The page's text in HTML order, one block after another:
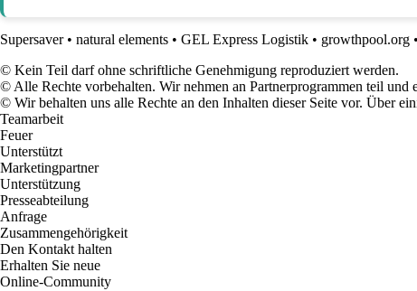
Supersaver• natural elements • GEL Express Logistik • growthpool.org •
© Kein Teil darf ohne schriftliche Genehmigung reproduziert werden.
© Alle Rechte vorbehalten. Wir nehmen an Partnerprogrammen teil
© Wir behalten uns alle Rechte an den Inhalten dieser Seite vor. Über
Teamarbeit
Feuer
Unterstützt
Marketingpartner
Unterstützung
Presseabteilung
Anfrage
Zusammengehörigkeit
Den Kontakt halten
Erhalten Sie neue
Online-Community